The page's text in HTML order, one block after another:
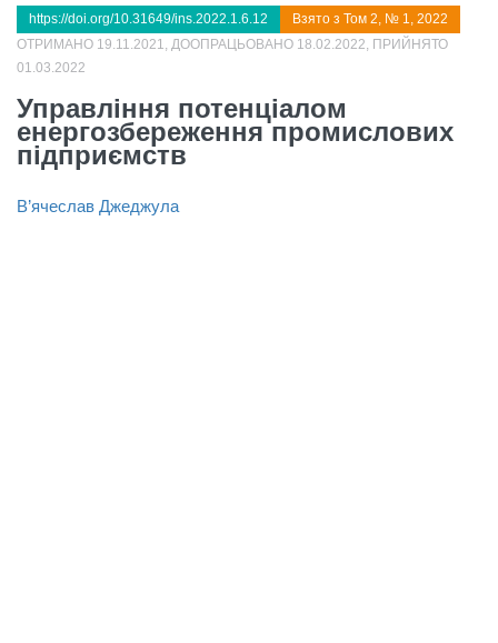
https://doi.org/10.31649/ins.2022.1.6.12
Взято з Том 2, № 1, 2022
ОТРИМАНО 19.11.2021, ДООПРАЦЬОВАНО 18.02.2022, ПРИЙНЯТО
01.03.2022
Управління потенціалом
енергозбереження промислових
підприємств
В’ячеслав Джеджула